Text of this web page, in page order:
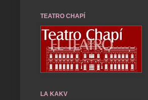
TEATRO CHAPÍ
LA KAKV